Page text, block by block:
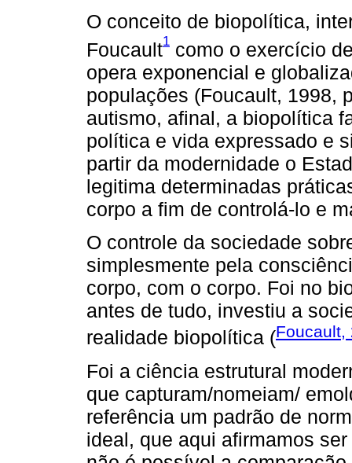
O conceito de biopolítica,
Foucault1 como o exercício
opera exponencial e
populações (Foucault, 1998,
autismo, afinal, a biopolítica
política e vida expressado e
partir da modernidade o
legitima determinadas
corpo a fim de controlá-lo e
O controle da sociedade
simplesmente pela
corpo, com o corpo. Foi no
antes de tudo, investiu a
realidade biopolítica (Foucault,
Foi a ciência estrutural
que capturam/nomeiam/
referência um padrão de
ideal, que aqui afirmamos